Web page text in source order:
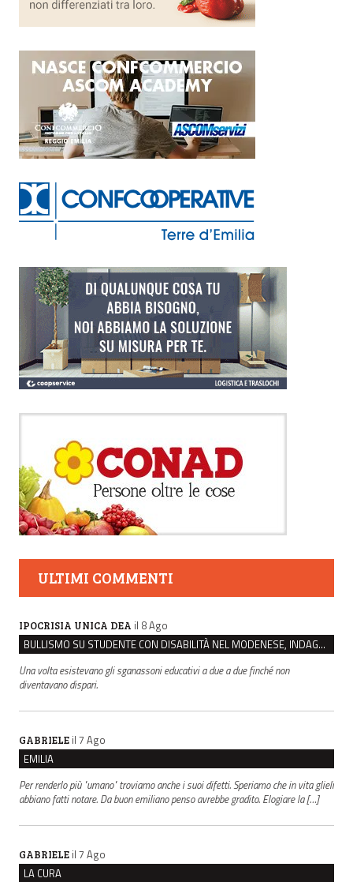
ULTIMI COMMENTI
IPOCRISIA UNICA DEA il 8 Ago
BULLISMO SU STUDENTE CON DISABILITÀ NEL MODENESE, INDAGATI DUE RAGAZZI DI 16 ANNI
Una volta esistevano gli sganassoni educativi a due a due finché non
diventavano dispari.
GABRIELE il 7 Ago
EMILIA
Per renderlo più "umano" troviamo anche i suoi difetti. Speriamo che in vita glieli
abbiano fatti notare. Da buon emiliano penso avrebbe gradito. Elogiare la […]
GABRIELE il 7 Ago
LA CURA